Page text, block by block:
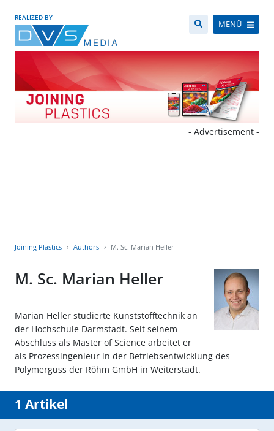
REALIZED BY
MENÜ
- Advertisement -
Joining Plastics Authors M. Sc. Marian Heller
M. Sc. Marian Heller
Marian Heller studierte Kunststofftechnik an
der Hochschule Darmstadt. Seit seinem
Abschluss als Master of Science arbeitet er
als Prozessingenieur in der Betriebsentwicklung des
Polymerguss der Röhm GmbH in Weiterstadt.
1 Artikel